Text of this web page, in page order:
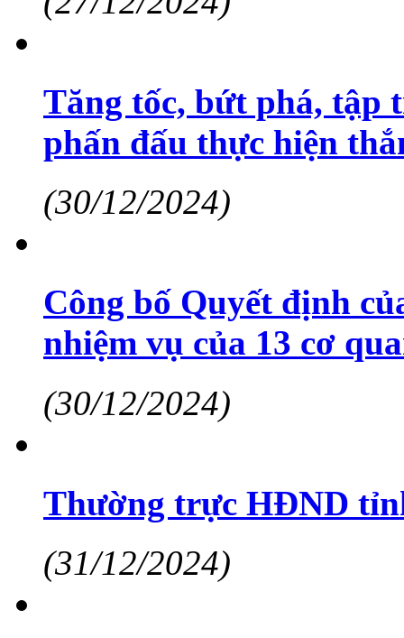
Tăng tốc, bứt phá, tập
phấn đấu thực hiện
(30/12/2024)
Công bố Quyết định
nhiệm vụ của 13 cơ
(30/12/2024)
Thường trực HĐND
(31/12/2024)